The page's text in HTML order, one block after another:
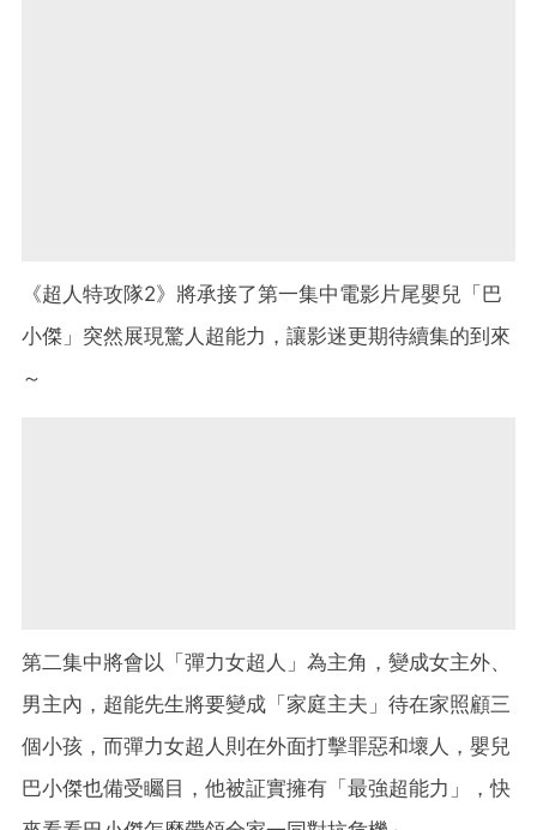
《超人特攻隊2》將承接了第一集中電影片尾嬰兒「巴
小傑」突然展現驚人超能力，讓影迷更期待續集的到來
～
第二集中將會以「彈力女超人」為主角，變成女主外、
男主內，超能先生將要變成「家庭主夫」待在家照顧三
個小孩，而彈力女超人則在外面打擊罪惡和壞人，嬰兒
巴小傑也備受矚目，他被証實擁有「最強超能力」，快